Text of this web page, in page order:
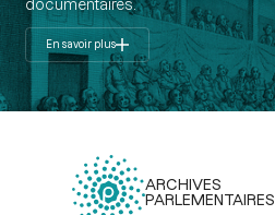
documentaires.
En savoir plus
ARCHIVES
PARLEMENTAIRES